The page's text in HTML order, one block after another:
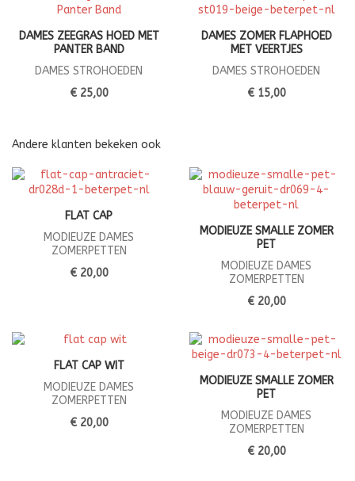
DAMES ZEEGRAS HOED MET
PANTER BAND
DAMES STROHOEDEN
€ 25,00
DAMES ZOMER FLAPHOED
MET VEERTJES
DAMES STROHOEDEN
€ 15,00
Andere klanten bekeken ook
FLAT CAP
MODIEUZE DAMES
ZOMERPETTEN
€ 20,00
MODIEUZE SMALLE ZOMER
PET
MODIEUZE DAMES
ZOMERPETTEN
€ 20,00
FLAT CAP WIT
MODIEUZE DAMES
ZOMERPETTEN
€ 20,00
MODIEUZE SMALLE ZOMER
PET
MODIEUZE DAMES
ZOMERPETTEN
€ 20,00